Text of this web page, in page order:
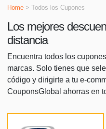
Home > Todos los Cupones
Los mejores
distancia
Encuentra todos los
marcas. Solo tienes que
código y dirigirte a tu e-
CouponsGlobal ahorras en